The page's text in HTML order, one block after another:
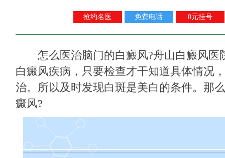
抢约名医 免费电话 0元挂号
怎么医治脑门的白癜风?舟山白癜风医
白癜风疾病，只要检查才干知道具体情况
治。所以及时发现白斑是美白的条件。那
癜风?